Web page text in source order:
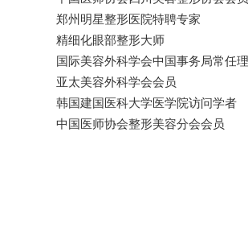
郑州明星整形医院特聘专家
精细化眼部整形大师
国际美容外科学会中国事务局常任
亚太美容外科学会会员
韩国建国医科大学医学院访问学者
中国医师协会整形美容分会会员